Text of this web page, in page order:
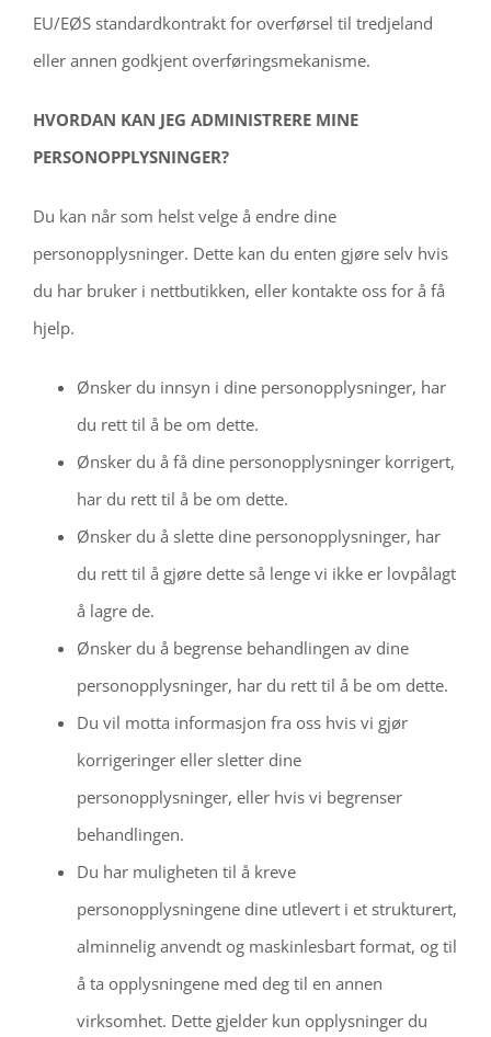
EU/EØS standardkontrakt for overførsel til tredjeland
eller annen godkjent overføringsmekanisme.
HVORDAN KAN JEG ADMINISTRERE MINE
PERSONOPPLYSNINGER?
Du kan når som helst velge å endre dine
personopplysninger. Dette kan du enten gjøre selv hvis
du har bruker i nettbutikken, eller kontakte oss for å få
hjelp.
Ønsker du innsyn i dine personopplysninger, har
du rett til å be om dette.
Ønsker du å få dine personopplysninger korrigert,
har du rett til å be om dette.
Ønsker du å slette dine personopplysninger, har
du rett til å gjøre dette så lenge vi ikke er lovpålagt
å lagre de.
Ønsker du å begrense behandlingen av dine
personopplysninger, har du rett til å be om dette.
Du vil motta informasjon fra oss hvis vi gjør
korrigeringer eller sletter dine
personopplysninger, eller hvis vi begrenser
behandlingen.
Du har muligheten til å kreve
personopplysningene dine utlevert i et strukturert,
alminnelig anvendt og maskinlesbart format, og til
å ta opplysningene med deg til en annen
virksomhet. Dette gjelder kun opplysninger du